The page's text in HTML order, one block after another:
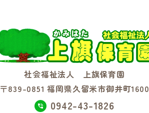
社会福祉法人 上旗保育園
〒839-0851 福岡県久留米市御井町1600
0942-43-1826